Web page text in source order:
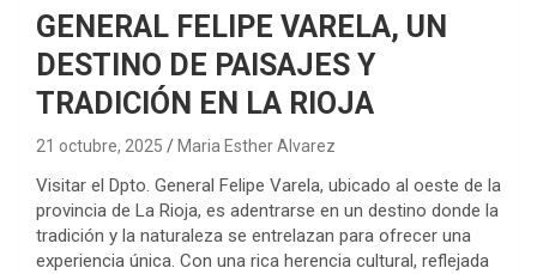
GENERAL FELIPE VARELA, UN
DESTINO DE PAISAJES Y
TRADICIÓN EN LA RIOJA
21 octubre, 2025 Maria Esther Alvarez
Visitar el Dpto. General Felipe Varela, ubicado al oeste de la
provincia de La Rioja, es adentrarse en un destino donde la
tradición y la naturaleza se entrelazan para ofrecer una
experiencia única. Con una rica herencia cultural, reflejada